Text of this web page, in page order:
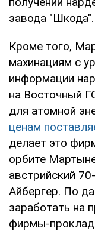
завода "Шкода".
Кроме того,
махинациям с
информации
на Восточный
для атомной
ценам
делает это
орбите
австрийский
Айбергер. По
заработать на
фирмы-